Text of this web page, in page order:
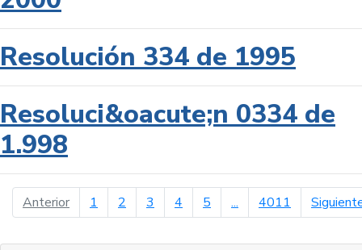
Resolución 334 de 1995
Resoluci&oacute;n 0334 de
1.998
Anteriorpágina anterior
1 2 3 4 5 ... 4011